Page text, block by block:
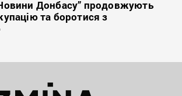
Донбасу” продовжують
та боротися з